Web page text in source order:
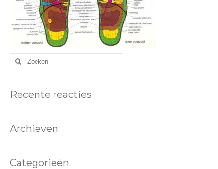
Recente reacties
Archieven
Categorieën